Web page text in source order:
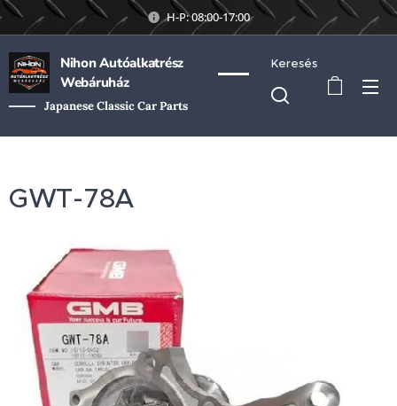
H-P: 08:00-17:00
Nihon Autóalkatrész
Webáruház
Japanese Classic Car Parts
Keresés
GWT-78A